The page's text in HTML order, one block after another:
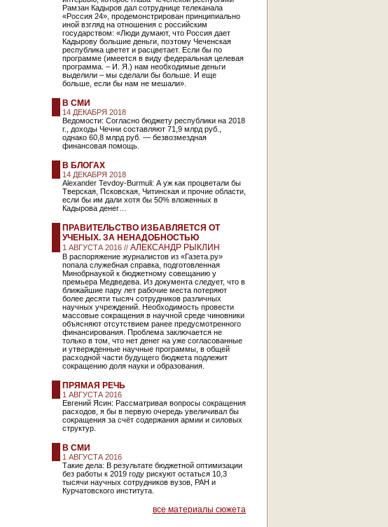
Рамзан Кадыров дал сотруднице телеканала
«Россия 24», продемонстрирован принципиально
иной взгляд на отношения с российским
государством: «Люди думают, что Россия дает
Кадырову большие деньги, поэтому Чеченская
республика цветет и расцветает. Если бы по
программе (имеется в виду федеральная целевая
программа. – И. Я.) нам необходимые деньги
выделили – мы сделали бы больше. И еще
больше, если бы нам не мешали».
В СМИ
14 ДЕКАБРЯ 2018
Ведомости: Согласно бюджету республики на 2018
г., доходы Чечни составляют 71,9 млрд руб.,
однако 60,8 млрд руб. — безвозмездная
финансовая помощь.
В БЛОГАХ
14 ДЕКАБРЯ 2018
Alexander Tevdoy-Burmuli: А уж как процветали бы
Тверская, Псковская, Читинская и прочие области,
если бы им дали хотя бы 50% вложенных в
Кадырова денег…
ПРАВИТЕЛЬСТВО ИЗБАВЛЯЕТСЯ ОТ
УЧЕНЫХ. ЗА НЕНАДОБНОСТЬЮ
1 АВГУСТА 2016 // АЛЕКСАНДР РЫКЛИН
В распоряжение журналистов из «Газета.ру»
попала служебная справка, подготовленная
Минобрнаукой к бюджетному совещанию у
премьера Медведева. Из документа следует, что в
ближайшие пару лет рабочие места потеряют
более десяти тысяч сотрудников различных
научных учреждений. Необходимость провести
массовые сокращения в научной среде чиновники
объясняют отсутствием ранее предусмотренного
финансирования. Проблема заключается не
только в том, что нет денег на уже согласованные
и утвержденные научные программы, в общей
расходной части будущего бюджета подлежит
сокращению доля науки и образования.
ПРЯМАЯ РЕЧЬ
1 АВГУСТА 2016
Евгений Ясин: Рассматривая вопросы сокращения
расходов, я бы в первую очередь увеличивал бы
сокращения за счёт содержания армии и силовых
структур.
В СМИ
1 АВГУСТА 2016
Такие дела: В результате бюджетной оптимизации
без работы к 2019 году рискуют остаться 10,3
тысячи научных сотрудников вузов, РАН и
Курчатовского института.
все материалы сюжета